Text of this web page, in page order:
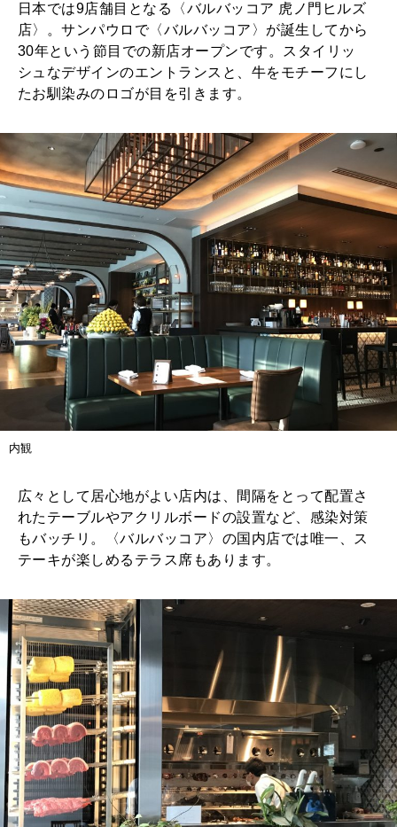
日本では9店舗目となる〈バルバッコア 虎ノ門ヒルズ
店〉。サンパウロで〈バルバッコア〉が誕生してから
30年という節目での新店オープンです。スタイリッ
シュなデザインのエントランスと、牛をモチーフにし
たお馴染みのロゴが目を引きます。
内観
広々として居心地がよい店内は、間隔をとって配置さ
れたテーブルやアクリルボードの設置など、感染対策
もバッチリ。〈バルバッコア〉の国内店では唯一、ス
テーキが楽しめるテラス席もあります。